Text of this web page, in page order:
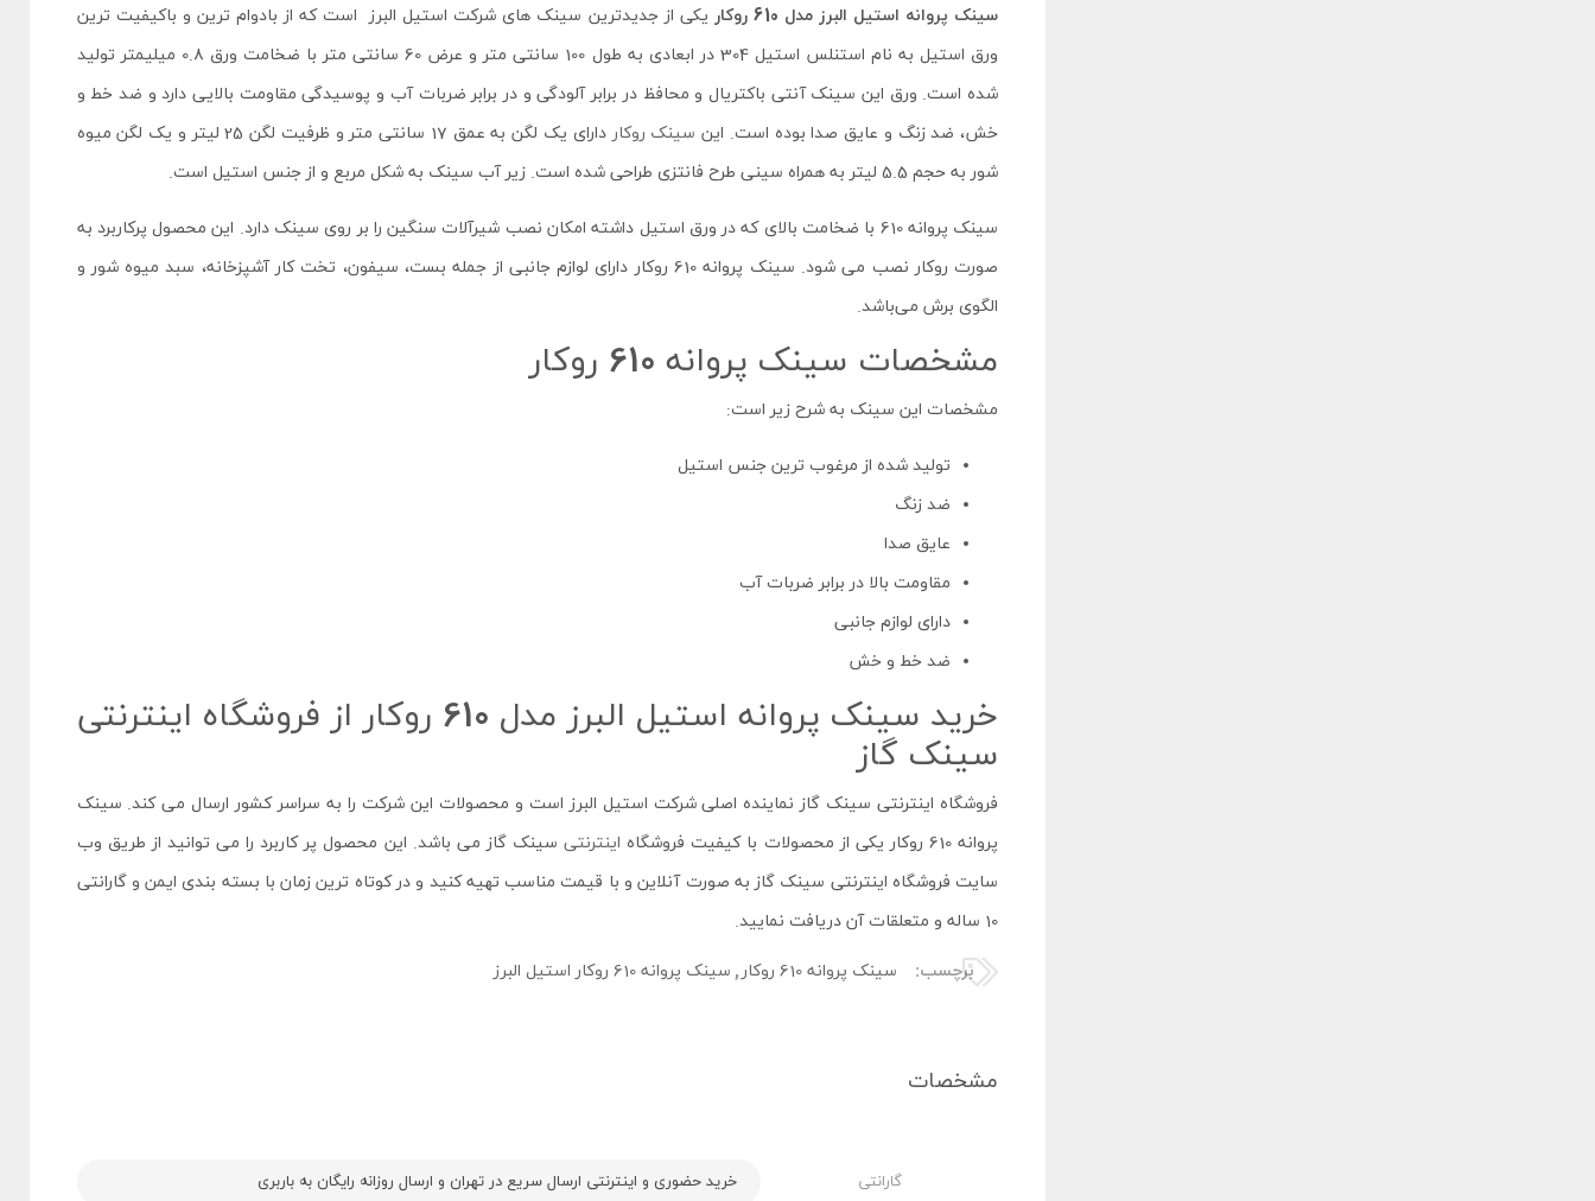
سینک پروانه استیل البرز مدل 610 روکار
یکی از جدیدترین سینک های شرکت استیل البرز است که از بادوام ترین و باکیفیت ترین
ورق استیل به نام استنلس استیل 304 در ابعادی به طول 100 سانتی متر و عرض 60 سانتی متر با ضخامت ورق 0.8 میلیمتر تولید
شده است. ورق این سینک آنتی باکتریال و محافظ در برابر آلودگی و در برابر ضربات آب و پوسیدگی مقاومت بالایی دارد و ضد خط و
خش، ضد زنگ و عایق صدا بوده است. این سینک روکار
دارای یک لگن به عمق 17 سانتی متر و ظرفیت لگن 25 لیتر و یک لگن میوه
شور به حجم 5.5 لیتر به همراه سینی طرح فانتزی طراحی شده است. زیر آب سینک به شکل مربع و از جنس استیل است.
سینک پروانه 610 با ضخامت بالای که در ورق استیل داشته امکان نصب شیرآلات سنگین را بر روی سینک دارد. این محصول پرکاربرد به
صورت روکار نصب می شود. سینک پروانه 610 روکار دارای لوازم جانبی از جمله بست، سیفون، تخت کار آشپزخانه، سبد میوه شور و
الگوی برش می‌باشد.
مشخصات سینک پروانه 610 روکار
مشخصات این سینک به شرح زیر است:
تولید شده از مرغوب ترین جنس استیل
ضد زنگ
عایق صدا
مقاومت بالا در برابر ضربات آب
دارای لوازم جانبی
ضد خط و خش
خرید سینک پروانه استیل البرز مدل 610 روکار از فروشگاه اینترنتی
سینک گاز
فروشگاه اینترنتی سینک گاز نماینده اصلی شرکت استیل البرز است و محصولات این شرکت را به سراسر کشور ارسال می کند. سینک
پروانه 610 روکار یکی از محصولات با کیفیت فروشگاه
اینترنتیسینک گاز می باشد. این محصول پر کاربرد را می توانید از طریق وب
سایت فروشگاه اینترنتی سینک گاز به صورت آنلاین و با قیمت مناسب تهیه کنید و در کوتاه ترین زمان با بسته بندی ایمن و گارانتی
10 ساله و متعلقات آن دریافت نمایید.
برچسب: سینک پروانه 610 روکار , سینک پروانه 610 روکار استیل البرز
مشخصات
گارانتی خرید حضوری و اینترنتی ارسال سریع در تهران و ارسال روزانه رایگان به باربری